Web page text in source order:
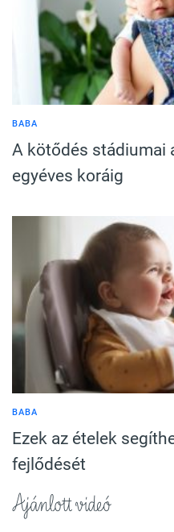
BABA
A kötődés stádiumai
egyéves koráig
BABA
Ezek az ételek
fejlődését
Ajánlott videó